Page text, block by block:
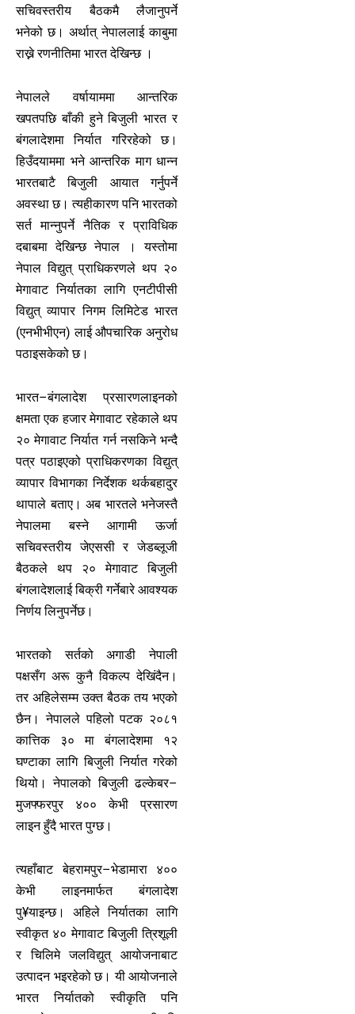
सचिवस्तरीय बैठकमै लैजानुपर्ने
भनेको छ। अर्थात् नेपाललाई काबुमा
राख्ने रणनीतिमा भारत देखिन्छ ।
नेपालले वर्षायाममा आन्तरिक
खपतपछि बाँकी हुने बिजुली भारत र
बंगलादेशमा निर्यात गरिरहेको छ।
हिउँदयाममा भने आन्तरिक माग धान्न
भारतबाटै बिजुली आयात गर्नुपर्ने
अवस्था छ। त्यहीकारण पनि भारतको
सर्त मान्नुपर्ने नैतिक र प्राविधिक
दबाबमा देखिन्छ नेपाल । यस्तोमा
नेपाल विद्युत् प्राधिकरणले थप २०
मेगावाट निर्यातका लागि एनटीपीसी
विद्युत् व्यापार निगम लिमिटेड भारत
(एनभीभीएन) लाई औपचारिक अनुरोध
पठाइसकेको छ।
भारत–बंगलादेश प्रसारणलाइनको
क्षमता एक हजार मेगावाट रहेकाले थप
२० मेगावाट निर्यात गर्न नसकिने भन्दै
पत्र पठाइएको प्राधिकरणका विद्युत्
व्यापार विभागका निर्देशक थर्कबहादुर
थापाले बताए। अब भारतले भनेजस्तै
नेपालमा बस्ने आगामी ऊर्जा
सचिवस्तरीय जेएससी र जेडब्लूजी
बैठकले थप २० मेगावाट बिजुली
बंगलादेशलाई बिक्री गर्नेबारे आवश्यक
निर्णय लिनुपर्नेछ।
भारतको सर्तको अगाडी नेपाली
पक्षसँग अरू कुनै विकल्प देखिंदैन।
तर अहिलेसम्म उक्त बैठक तय भएको
छैन। नेपालले पहिलो पटक २०८१
कात्तिक ३० मा बंगलादेशमा १२
घण्टाका लागि बिजुली निर्यात गरेको
थियो। नेपालको बिजुली ढल्केबर–
मुजफ्फरपुर ४०० केभी प्रसारण
लाइन हुँदै भारत पुग्छ।
त्यहाँबाट बेहरामपुर–भेडामारा ४००
केभी लाइनमार्फत बंगलादेश
पु¥याइन्छ। अहिले निर्यातका लागि
स्वीकृत ४० मेगावाट बिजुली त्रिशूली
र चिलिमे जलविद्युत् आयोजनाबाट
उत्पादन भइरहेको छ। यी आयोजनाले
भारत निर्यातको स्वीकृति पनि